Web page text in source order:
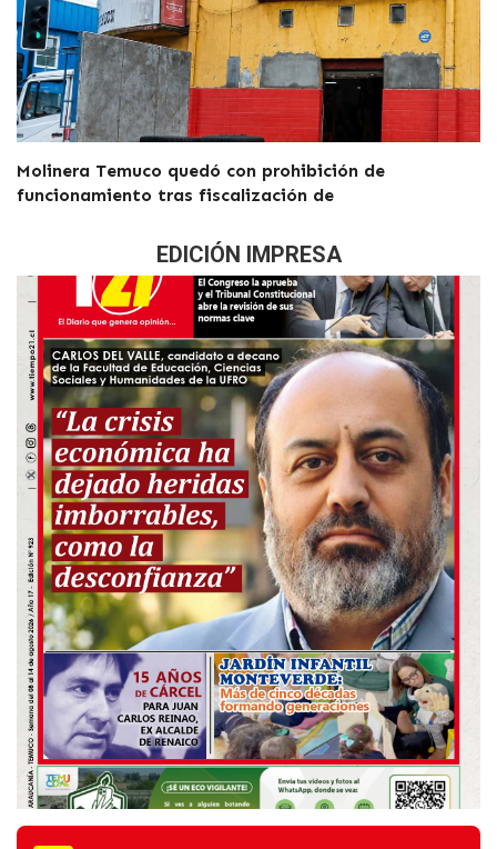
Molinera Temuco quedó con prohibición de
funcionamiento tras fiscalización de
EDICIÓN IMPRESA